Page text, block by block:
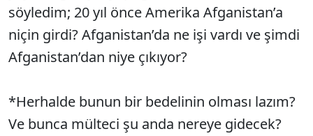
söyledim; 20 yıl önce Amerika Afganistan’a
niçin girdi? Afganistan’da ne işi vardı ve şimdi
Afganistan’dan niye çıkıyor?
*Herhalde bunun bir bedelinin olması lazım?
Ve bunca mülteci şu anda nereye gidecek?